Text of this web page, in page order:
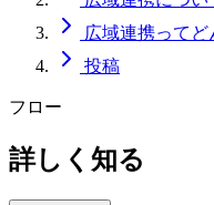
広域連携ってど
投稿
フロー
詳しく知る